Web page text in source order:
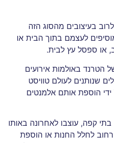
בעיצובים מהסוג הזה
לעצמם בתוך הבית או
או ספסל עץ לבית.
הטרנד באולמות אירועים
שנותנים לעולם טוויסט
ידי הוספת אותם אלמנטים
קפה, עוצבו לאחרונה באותו
רחוב לחלל החנות או הוספת